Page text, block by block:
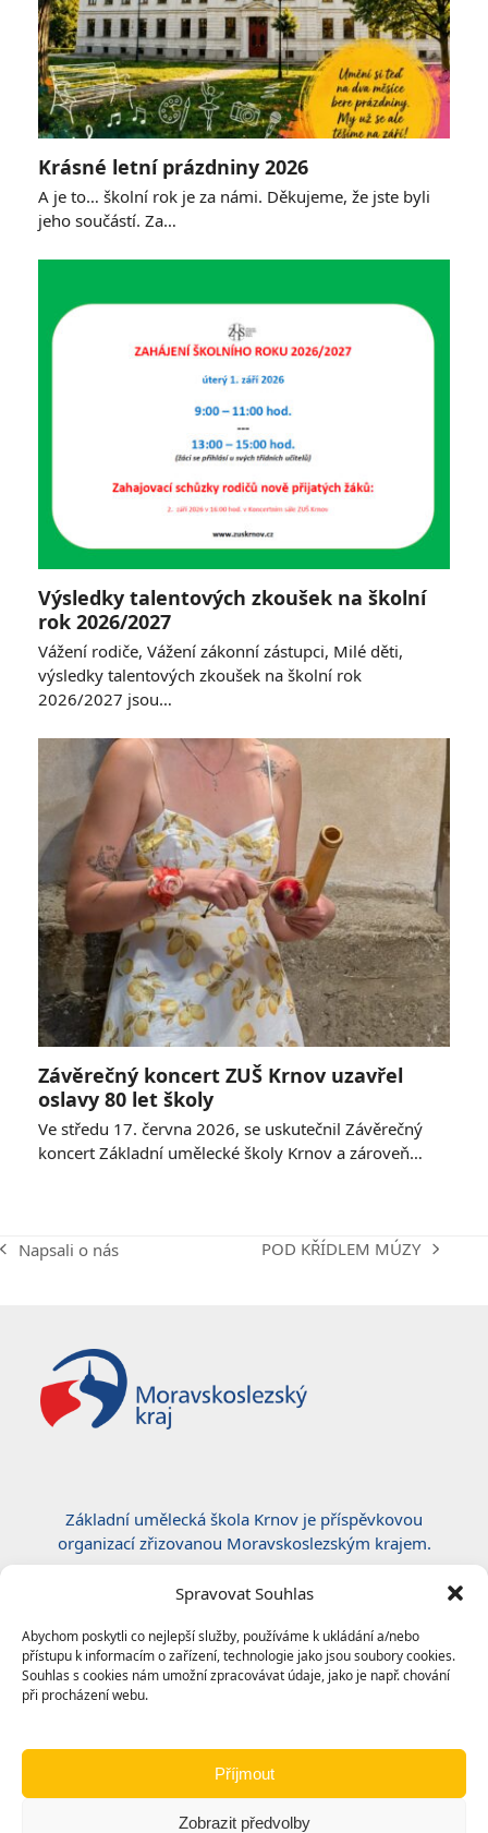
Spravovat Souhlas
Abychom poskytli co nejlepší služby, používáme k ukládání a/nebo
přístupu k informacím o zařízení, technologie jako jsou soubory cookies.
Souhlas s cookies nám umožní zpracovávat údaje, jako je např. chování
při procházení webu.
Příjmout
Zobrazit předvolby
Krásné letní prázdniny 2026
A je to… školní rok je za námi. Děkujeme, že jste byli
jeho součástí. Za…
Výsledky talentových zkoušek na školní
rok 2026/2027
Vážení rodiče, Vážení zákonní zástupci, Milé děti,
výsledky talentových zkoušek na školní rok
2026/2027 jsou…
Závěrečný koncert ZUŠ Krnov uzavřel
oslavy 80 let školy
Ve středu 17. června 2026, se uskutečnil Závěrečný
koncert Základní umělecké školy Krnov a zároveň…
previous
Napsali o nás
next
POD KŘÍDLEM MÚZY
Základní umělecká škola Krnov je příspěvkovou
organizací zřizovanou Moravskoslezským krajem.
Certifikace ČSN EN ISO 50001:2019